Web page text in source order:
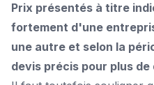
Prix présentés à titre
fortement d'une
une autre et selon la
devis précis pour plus de